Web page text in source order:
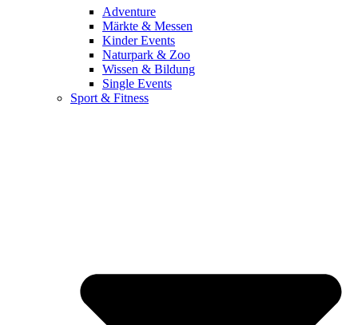
Adventure
Märkte & Messen
Kinder Events
Naturpark & Zoo
Wissen & Bildung
Single Events
Sport & Fitness